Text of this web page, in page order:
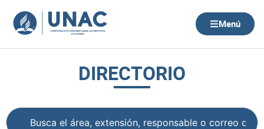
contenido
Menú
DIRECTORIO